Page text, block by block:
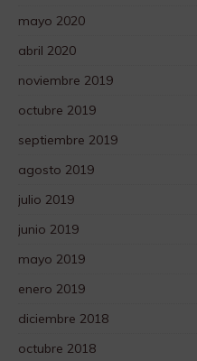
mayo 2020
abril 2020
noviembre 2019
octubre 2019
septiembre 2019
agosto 2019
julio 2019
junio 2019
mayo 2019
enero 2019
diciembre 2018
octubre 2018